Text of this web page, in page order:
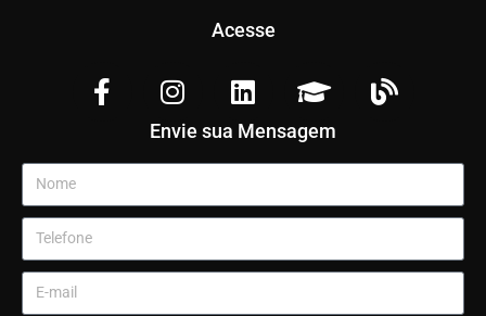
Acesse
Envie sua Mensagem